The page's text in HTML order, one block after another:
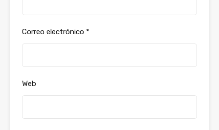
Correo electrónico *
Web